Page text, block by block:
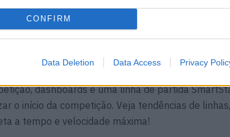
CONFIRM
Data Deletion Data Access Privacy
em tempo real na sua carta com base em
dashboards e uma linha de partida
o início da competição. Veja tendências de linhas,
a tempo e velocidade máxima!